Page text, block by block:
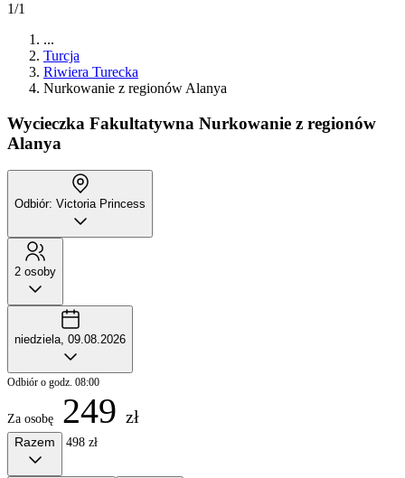
1/1
...
Turcja
Riwiera Turecka
Nurkowanie z regionów Alanya
Wycieczka Fakultatywna Nurkowanie z regionów
Alanya
Odbiór: Victoria Princess
2 osoby
niedziela, 09.08.2026
Odbiór o godz. 08:00
Za osobę 249 zł
Razem 498 zł